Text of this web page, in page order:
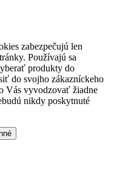
zabezpečujú len
Používajú sa
produkty do
do svojho zákazníckeho
Vás vyvodzovať žiadne
nikdy poskytnuté